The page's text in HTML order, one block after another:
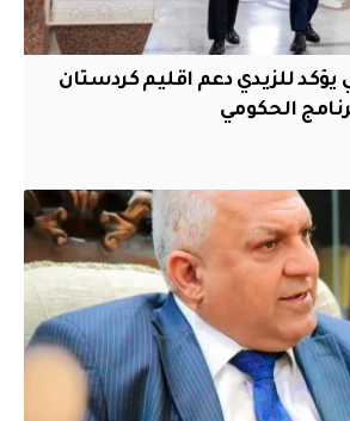
يؤكد للزيدي دعم اقليم ‏كردستان
الحكومي